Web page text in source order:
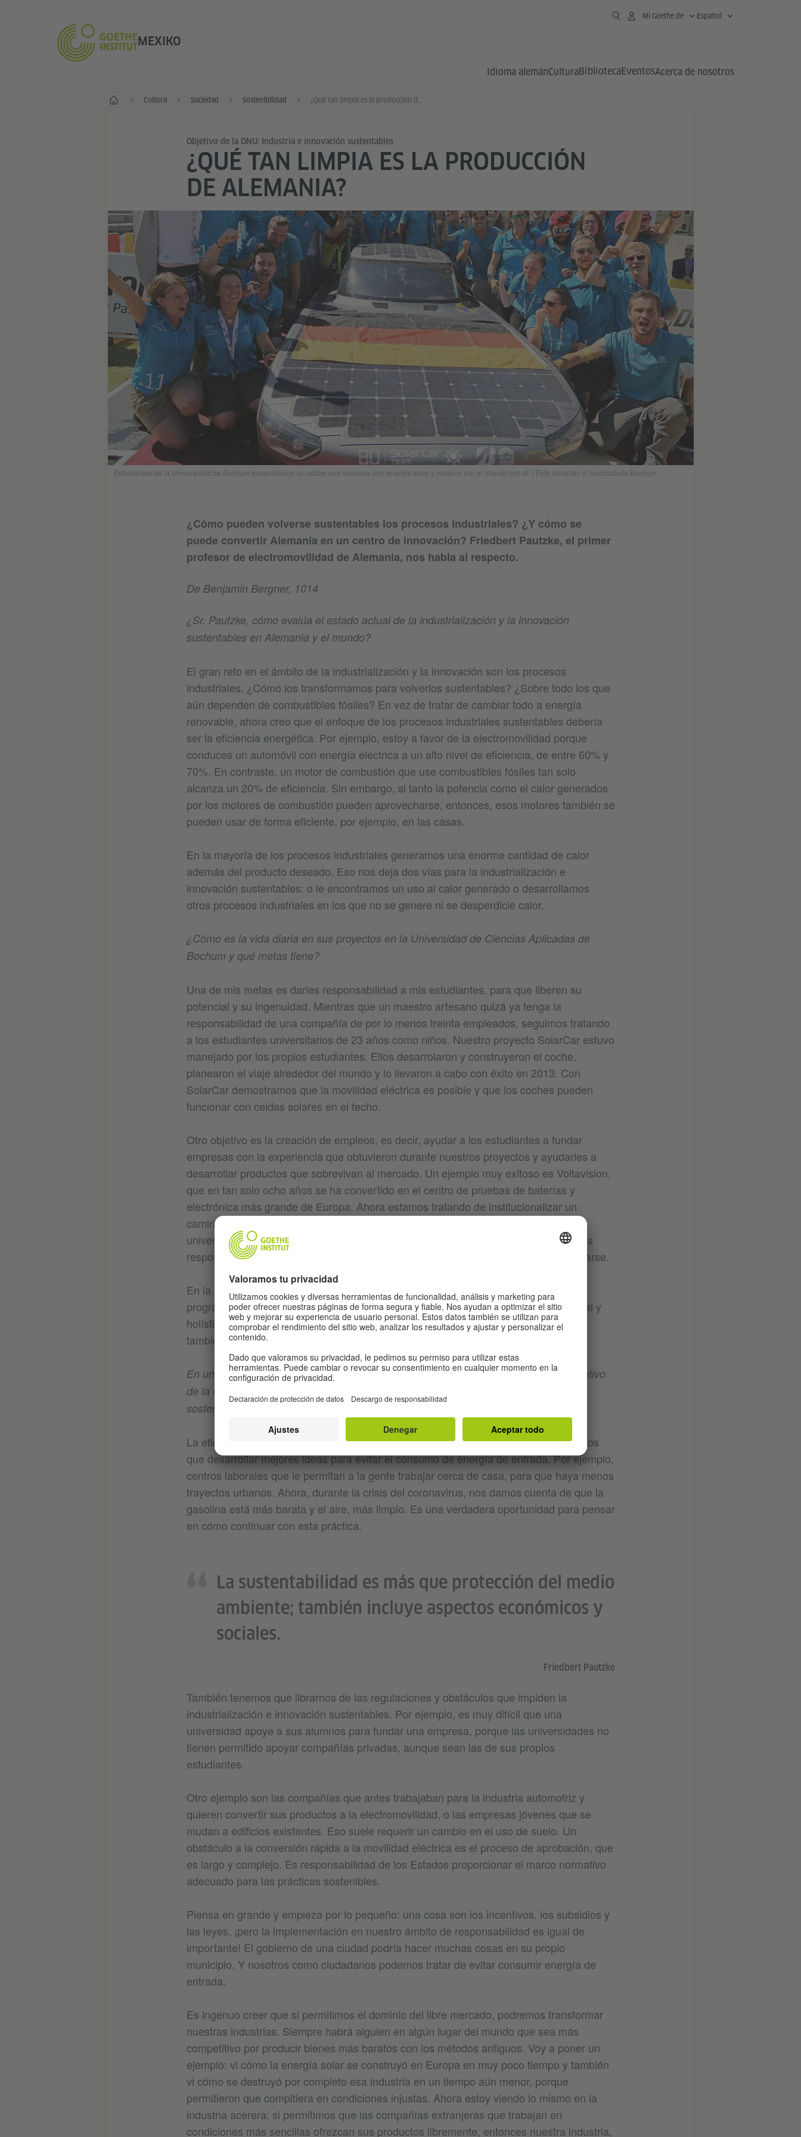
MEXIKO
Mi Goethe.de Español
Idioma alemánCulturaBibliotecaEventosAcerca de nosotros
Inicio Cultura Sociedad Sostenibilidad ¿Qué tan limpia es la producción de Alemania?
Objetivo de la ONU: Industria e innovación sustentables
¿QUÉ TAN LIMPIA ES LA PRODUCCIÓN
DE ALEMANIA?
Estudiantes de la Universidad de Bochum desarrollaron un coche que funciona con energía solar y viajaron por el mundo con él. | Foto (detalle): © Hochschule Bochum
¿Cómo pueden volverse sustentables los procesos industriales? ¿Y cómo se
puede convertir Alemania en un centro de innovación? Friedbert Pautzke, el primer
profesor de electromovilidad de Alemania, nos habla al respecto.
De Benjamin Bergner, 1014
¿Sr. Pautzke, cómo evalúa el estado actual de la industrialización y la innovación
sustentables en Alemania y el mundo?
El gran reto en el ámbito de la industrialización y la innovación son los procesos
industriales. ¿Cómo los transformamos para volverlos sustentables? ¿Sobre todo los que
aún dependen de combustibles fósiles? En vez de tratar de cambiar todo a energía
renovable, ahora creo que el enfoque de los procesos industriales sustentables debería
ser la eficiencia energética. Por ejemplo, estoy a favor de la electromovilidad porque
conduces un automóvil con energía eléctrica a un alto nivel de eficiencia, de entre 60% y
70%. En contraste, un motor de combustión que use combustibles fósiles tan solo
alcanza un 20% de eficiencia. Sin embargo, si tanto la potencia como el calor generados
por los motores de combustión pueden aprovecharse, entonces, esos motores también se
pueden usar de forma eficiente, por ejemplo, en las casas.
En la mayoría de los procesos industriales generamos una enorme cantidad de calor
además del producto deseado. Eso nos deja dos vías para la industrialización e
innovación sustentables: o le encontramos un uso al calor generado o desarrollamos
otros procesos industriales en los que no se genere ni se desperdicie calor.
¿Cómo es la vida diaria en sus proyectos en la Universidad de Ciencias Aplicadas de
Bochum y qué metas tiene?
Una de mis metas es darles responsabilidad a mis estudiantes, para que liberen su
potencial y su ingenuidad. Mientras que un maestro artesano quizá ya tenga la
responsabilidad de una compañía de por lo menos treinta empleados, seguimos tratando
a los estudiantes universitarios de 23 años como niños. Nuestro proyecto SolarCar estuvo
manejado por los propios estudiantes. Ellos desarrolaron y construyeron el coche,
planearon el viaje alrededor del mundo y lo llevaron a cabo con éxito en 2013. Con
SolarCar demostramos que la movilidad eléctrica es posible y que los coches pueden
funcionar con celdas solares en el techo.
Otro objetivo es la creación de empleos, es decir, ayudar a los estudiantes a fundar
empresas con la experiencia que obtuvieron durante nuestros proyectos y ayudarles a
desarrollar productos que sobrevivan al mercado. Un ejemplo muy exitoso es Voltavision,
que en tan solo ocho años se ha convertido en el centro de pruebas de baterías y
electrónica más grande de Europa. Ahora estamos tratando de institucionalizar un
camino: primero, identificar alumnxs que tengan una idea y promoverla dentro de la
universidad de tal manera que puedan fundar una empresa. En segundo lugar, darles
responsabilidades durante sus estudios y brindarles experiencia útil para autoemplearse.
En la Universidad de Ciencias Aplicadas de Bochum hemos estado ofreciendo un
programa de maestría en sustentabilidad desde 2013. Preferimos un enfoque integral y
holístico de la sustentabilidad, porque es más que protección del medio ambiente;
también incluye aspectos económicos y sociales.
En un mundo ideal, ¿que le gustaría que hiciera Alemania para lograr el noveno objetivo
de la ONU de “construir infraestructuras resilientes, promover la industrialización
sostenible y fomentar la innovación”?
La eficiencia energética en procesos industriales es importante, pero también tenemos
que desarrollar mejores ideas para evitar el consumo de energía de entrada. Por ejemplo,
centros laborales que le permitan a la gente trabajar cerca de casa, para que haya menos
trayectos urbanos. Ahora, durante la crisis del coronavirus, nos damos cuenta de que la
gasolina está más barata y el aire, más limpio. Es una verdadera oportunidad para pensar
en cómo continuar con esta práctica.
La sustentabilidad es más que protección del medio
ambiente; también incluye aspectos económicos y
sociales.
Friedbert Pautzke
También tenemos que librarnos de las regulaciones y obstáculos que impiden la
industrialización e innovación sustentables. Por ejemplo, es muy difícil que una
universidad apoye a sus alumnos para fundar una empresa, porque las universidades no
tienen permitido apoyar compañías privadas, aunque sean las de sus propios
estudiantes.
Otro ejemplo son las compañías que antes trabajaban para la industria automotriz y
quieren convertir sus productos a la electromovilidad, o las empresas jóvenes que se
mudan a edificios existentes. Eso suele requerir un cambio en el uso de suelo. Un
obstáculo a la conversión rápida a la movilidad eléctrica es el proceso de aprobación, que
es largo y complejo. Es responsabilidad de los Estados proporcionar el marco normativo
adecuado para las prácticas sostenibles.
Piensa en grande y empieza por lo pequeño: una cosa son los incentivos, los subsidios y
las leyes, ¡pero la implementación en nuestro ámbito de responsabilidad es igual de
importante! El gobierno de una ciudad podría hacer muchas cosas en su propio
municipio. Y nosotros como ciudadanos podemos tratar de evitar consumir energía de
entrada.
Es ingenuo creer que si permitimos el dominio del libre mercado, podremos transformar
nuestras industrias. Siempre habrá alguien en algún lugar del mundo que sea más
competitivo por producir bienes más baratos con los métodos antiguos. Voy a poner un
ejemplo: vi cómo la energía solar se construyó en Europa en muy poco tiempo y también
vi cómo se destruyó por completo esa industria en un tiempo aún menor, porque
permitieron que compitiera en condiciones injustas. Ahora estoy viendo lo mismo en la
industria acerera: si permitimos que las compañías extranjeras que trabajan en
condiciones más sencillas ofrezcan sus productos libremente, entonces nuestra industria,